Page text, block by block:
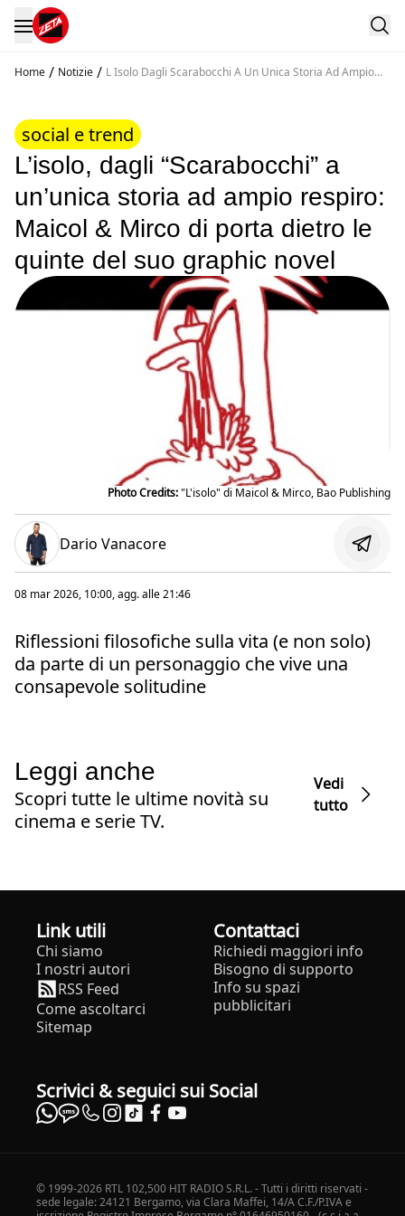
Home / Notizie / L Isolo Dagli Scarabocchi A Un Unica Storia Ad Ampio
social e trend
L’isolo, dagli “Scarabocchi” a
un’unica storia ad ampio respiro:
Maicol & Mirco di porta dietro le
quinte del suo graphic novel
Photo Credits:"L'isolo" di Maicol & Mirco, Bao Publishing
Dario Vanacore
08 mar 2026, 10:00, agg. alle21:46
Riflessioni filosofiche sulla vita (e non solo)
da parte di un personaggio che vive una
consapevole solitudine
Leggi anche
Scopri tutte le ultime novità su
cinema e serie TV.
Vedi
tutto
Link utili
Chi siamo
I nostri autori
RSS Feed
Come ascoltarci
Sitemap
Contattaci
Richiedi maggiori info
Bisogno di supporto
Info su spazi
pubblicitari
Scrivici & seguici sui Social
© 1999-2026 RTL 102,500 HIT RADIO S.R.L. - Tutti i diritti riservati -
sede legale: 24121 Bergamo, via Clara Maffei, 14/A C.F./P.IVA e